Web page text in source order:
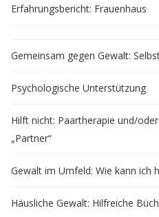
Erfahrungsbericht: Frauenhaus
Gemeinsam gegen Gewalt:
Psychologische Unterstützung
Hilft nicht: Paartherapie und/
„Partner“
Gewalt im Umfeld: Wie kann ich
Häusliche Gewalt: Hilfreiche